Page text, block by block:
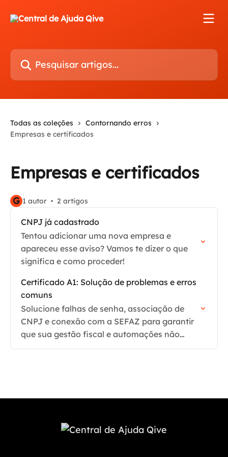
Pesquisar artigos...
Todas as coleções
Contornando erros
Empresas e certificados
Empresas e certificados
G 1 autor 2 artigos
CNPJ já cadastrado
Tentou adicionar uma nova empresa e
apareceu esse aviso? Vamos te dizer o que
significa e como proceder!
Certificado A1: Solução de problemas e erros
comuns
Solucione falhas de senha, associação de
CNPJ e conexão com a SEFAZ para garantir
que sua gestão fiscal e automações não
sejam interrompidas.